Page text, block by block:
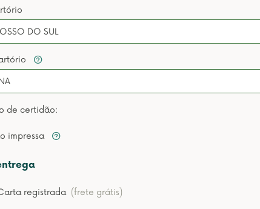
DO SUL
de certidão:
impressa
registrada (frete grátis)